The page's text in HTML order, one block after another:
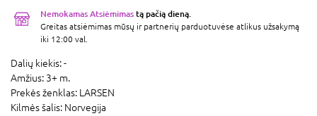
Nemokamas Atsiėmimas tą pačią dieną.
Greitas atsiėmimas mūsų ir partnerių parduotuvėse atlikus užsakymą
iki 12:00 val.
Dalių kiekis:-
Amžius: 3+ m.
Prekės ženklas: LARSEN
Kilmės šalis: Norvegija